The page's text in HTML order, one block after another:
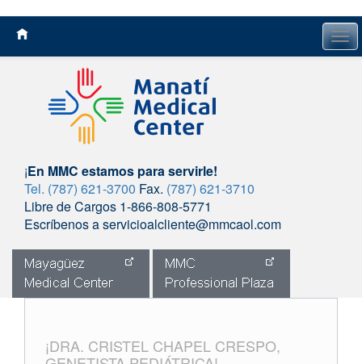
¡En MMC estamos para servirle!
Tel. (787) 621-3700 Fax. (787) 621-3710
Libre de Cargos 1-866-808-5771
Escríbenos a servicioalcliente@mmcaol.com
¡DRA. CRISTEL CHAPEL CRESPO,